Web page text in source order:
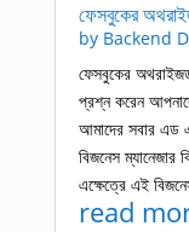
ফেসবুকের
by Backend
ফেসবুকের
প্রশ্ন করেন
আমাদের সবার এড
বিজনেস
এক্ষেত্রে এই
read